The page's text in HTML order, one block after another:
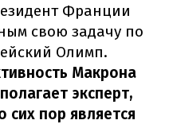
Франции
свою задачу по
Олимп.
Макрона
эксперт,
пор является